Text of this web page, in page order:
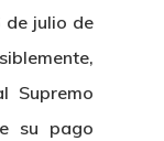
de julio de
Supremo
su pago